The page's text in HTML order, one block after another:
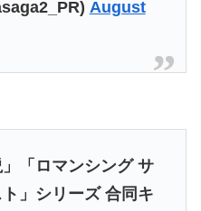
August
「ロマンシング サ
」シリーズ 合同キ